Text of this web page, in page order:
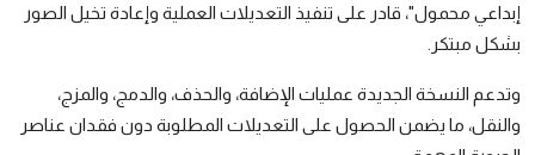
إبداعي محمول"، قادر على تنفيذ التعديلات العملية وإعادة تخيل الصور
بشكل مبتكر.
وتدعم النسخة الجديدة عمليات الإضافة، والحذف، والدمج، والمزج،
والنقل، ما يضمن الحصول على التعديلات المطلوبة دون فقدان عناصر